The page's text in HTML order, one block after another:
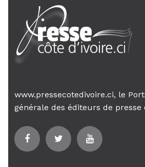
www.pressecotedivoire.ci, le
générale des éditeurs de presse